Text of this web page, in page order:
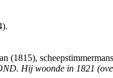
(1815),
Hij woonde in 1821